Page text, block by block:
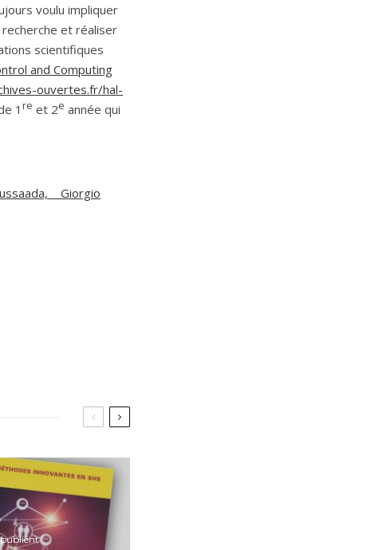
voulu impliquer
recherche et réaliser
scientifiques
and Computing
ouvertes.fr/hal-
1 re et 2e année qui
Giorgio
publient